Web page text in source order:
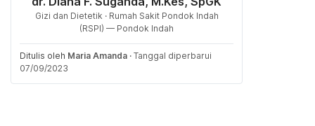
Gizi dan Dietetik · Rumah Sakit Pondok Indah
(RSPI) — Pondok Indah
Ditulis oleh Maria Amanda · Tanggal diperbarui
07/09/2023